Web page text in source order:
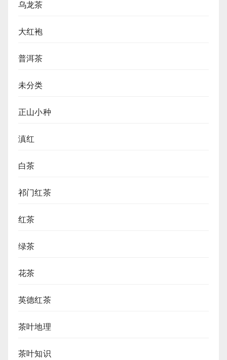
乌龙茶
大红袍
普洱茶
未分类
正山小种
滇红
白茶
祁门红茶
红茶
绿茶
花茶
英德红茶
茶叶地理
茶叶知识